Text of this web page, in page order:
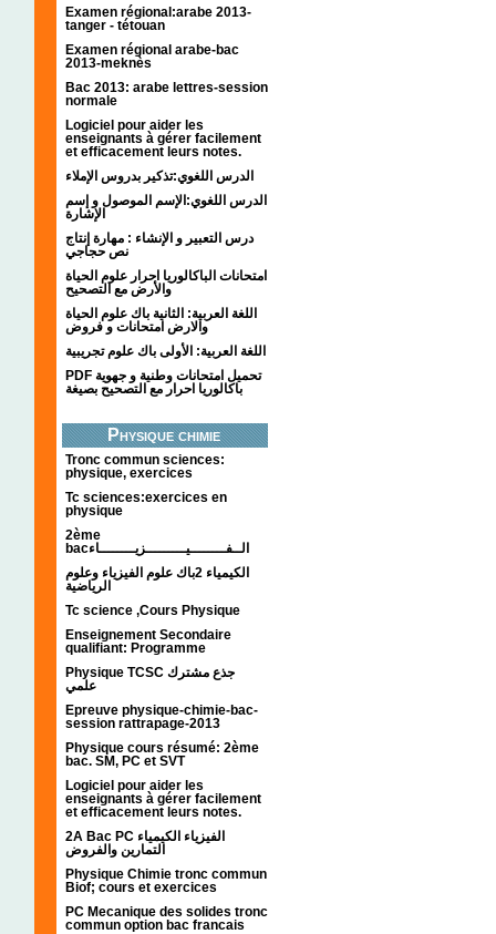
Examen régional:arabe 2013-
tanger - tétouan
Examen régional arabe-bac
2013-meknès
Bac 2013: arabe lettres-session
normale
Logiciel pour aider les
enseignants à gérer facilement
et efficacement leurs notes.
الدرس اللغوي:تذكير بدروس الإملاء
الدرس اللغوي:الإسم الموصول و إسم
الإشارة
درس التعبير و الإنشاء : مهارة إنتاج
نص حجاجي
امتحانات الباكالوريا احرار علوم الحياة
والأرض مع التصحيح
اللغة العربية: الثانية باك علوم الحياة
والارض امتحانات و فروض
اللغة العربية: الأولى باك علوم تجريبية
PDF تحميل امتحانات وطنية و جهوية
باكالوريا احرار مع التصحيح بصيغة
Physique chimie
Tronc commun sciences:
physique, exercices
Tc sciences:exercices en
physique
2ème
bacالــفــــــــيـــــــــزيــــــــاء
الكيمياء 2باك علوم الفيزياء وعلوم
الرياضية
Tc science ,Cours Physique
Enseignement Secondaire
qualifiant: Programme
Physique TCSC جذع مشترك
علمي
Epreuve physique-chimie-bac-
session rattrapage-2013
Physique cours résumé: 2ème
bac. SM, PC et SVT
Logiciel pour aider les
enseignants à gérer facilement
et efficacement leurs notes.
2A Bac PC الفيزياء الكيمياء
التمارين والفروض
Physique Chimie tronc commun
Biof; cours et exercices
PC Mecanique des solides tronc
commun option bac francais